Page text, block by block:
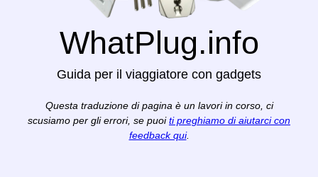
WhatPlug.info
Guida per il viaggiatore con gadgets
Questa traduzione di pagina è un lavori in corso, ci
scusiamo per gli errori, se puoi ti preghiamo di aiutarci con
feedback qui.